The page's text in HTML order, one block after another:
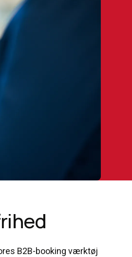
B2B-booking værktøj